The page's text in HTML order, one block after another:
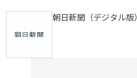
朝日新聞（デジタル版）